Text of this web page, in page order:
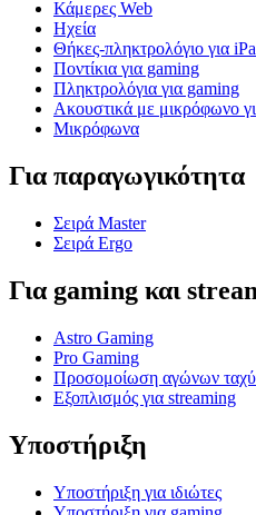
Κάμερες Web
Ηχεία
Θήκες-πληκτρολόγιο για
Ποντίκια για gaming
Πληκτρολόγια για gaming
Ακουστικά με μικρόφωνο
Μικρόφωνα
Για παραγωγικότητα
Σειρά Master
Σειρά Ergo
Για gaming και
Astro Gaming
Pro Gaming
Προσομοίωση αγώνων
Εξοπλισμός για streaming
Υποστήριξη
Υποστήριξη για ιδιώτες